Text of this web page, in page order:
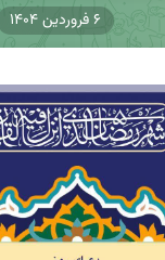
۶ فروردین ۱۴۰۴